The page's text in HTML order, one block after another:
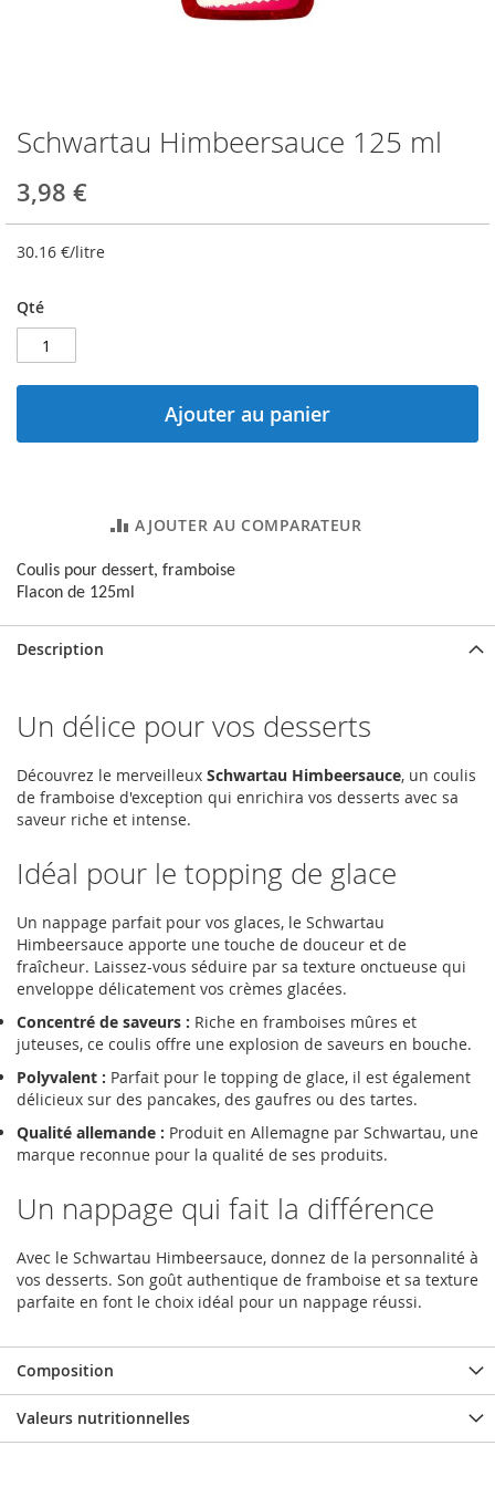
Skip
to
the
beginning
of
the
Schwartau Himbeersauce 125 ml
3,98 €
30.16 €/litre
Qté
Ajouter au panier
AJOUTER AU COMPARATEUR
Coulis pour dessert, framboise
Flacon de 125ml
Description
Un délice pour vos desserts
Découvrez le merveilleux Schwartau Himbeersauce, un coulis
de framboise d'exception qui enrichira vos desserts avec sa
saveur riche et intense.
Idéal pour le topping de glace
Un nappage parfait pour vos glaces, le Schwartau
Himbeersauce apporte une touche de douceur et de
fraîcheur. Laissez-vous séduire par sa texture onctueuse qui
enveloppe délicatement vos crèmes glacées.
Concentré de saveurs : Riche en framboises mûres et
juteuses, ce coulis offre une explosion de saveurs en bouche.
Polyvalent : Parfait pour le topping de glace, il est également
délicieux sur des pancakes, des gaufres ou des tartes.
Qualité allemande : Produit en Allemagne par Schwartau, une
marque reconnue pour la qualité de ses produits.
Un nappage qui fait la différence
Avec le Schwartau Himbeersauce, donnez de la personnalité à
vos desserts. Son goût authentique de framboise et sa texture
parfaite en font le choix idéal pour un nappage réussi.
Composition
Valeurs nutritionnelles